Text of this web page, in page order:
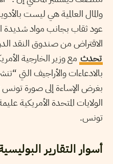
والمال العالمية هي ليست
عود ثقاب بجانب مواد شديدة
الاقتراض من صندوق النقد
تحدث مع وزير الخارجية
بالادعاءات والأراجيف التي
بغرض الإساءة إلى صورة تونس
الولايات المتحدة الأمريكية
تونس.
أسوار التقارير